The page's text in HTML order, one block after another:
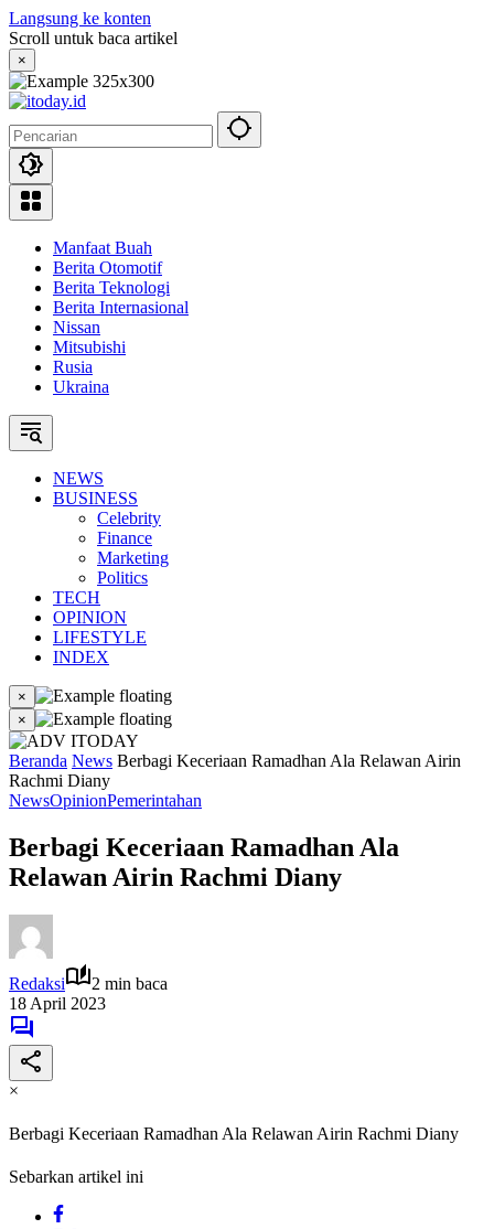
Langsung ke konten
Scroll untuk baca artikel
×
Manfaat Buah
Berita Otomotif
Berita Teknologi
Berita Internasional
Nissan
Mitsubishi
Rusia
Ukraina
NEWS
BUSINESS
Celebrity
Finance
Marketing
Politics
TECH
OPINION
LIFESTYLE
INDEX
×
×
Beranda News Berbagi Keceriaan Ramadhan Ala Relawan Airin
Rachmi Diany
NewsOpinionPemerintahan
Berbagi Keceriaan Ramadhan Ala
Relawan Airin Rachmi Diany
Redaksi
2 min baca
18 April 2023
×
Berbagi Keceriaan Ramadhan Ala Relawan Airin Rachmi Diany
Sebarkan artikel ini